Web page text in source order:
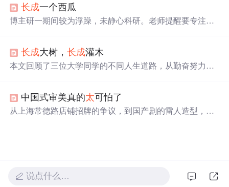
长成一个西瓜
博主研一期间较为浮躁，未静心科研。老师提醒要专注有
但希望未来一年专注科研，顺利毕业并探索未来道路。
长成大树，长成灌木
本文回顾了三位大学同学的不同人生道路，从勤奋努力的
能性与挑战，以及如何在人生旅途中保持自我价值与追
求。文章最后表达了作者对于生活态度的反思，无论身处
中国式审美真的太可怕了
从上海常德路店铺招牌的争议，到国产剧的雷人造型，再
说点什么…